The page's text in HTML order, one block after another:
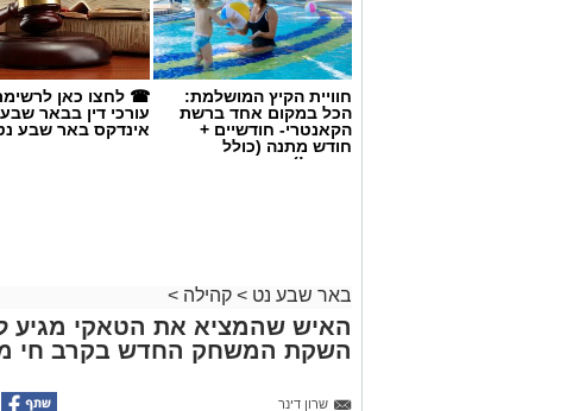
קרדיט: צילום פרטי
בכירי שדה הרווחה בישראל התכנסו השבוע
חוויית הקיץ המושלמת:
הכל במקום אחד ברשת
הקאנטרי- חודשיים +
חודש מתנה (כולל
החגים!)
☎ לחצו כאן
עורכי דין בבאר
אינדקס באר שבע
באר שבע נט > קהילה >
האיש שהמציא את הטאקי מגיע
השקת המשחק החדש בקרב חי
שרון דינר